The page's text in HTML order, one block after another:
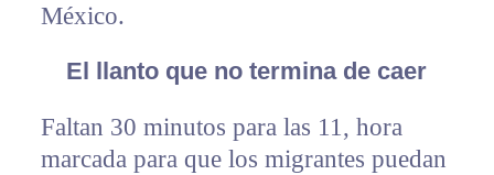
México.
El llanto que no termina de caer
Faltan 30 minutos para las 11, hora
marcada para que los migrantes puedan